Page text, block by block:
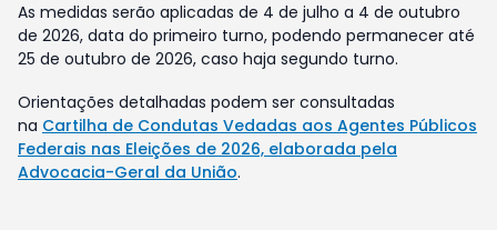
As medidas serão aplicadas de 4 de julho a 4 de outubro
de 2026, data do primeiro turno, podendo permanecer até
25 de outubro de 2026, caso haja segundo turno.
Orientações detalhadas podem ser consultadas
na Cartilha de Condutas Vedadas aos Agentes Públicos
Federais nas Eleições de 2026, elaborada pela
Advocacia-Geral da União.